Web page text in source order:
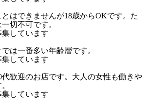
はできませんが18歳からOKです。た
切不可です。
しています
は一番多い年齢層です。
しています
代歓迎のお店です。大人の女性も働きや
しています